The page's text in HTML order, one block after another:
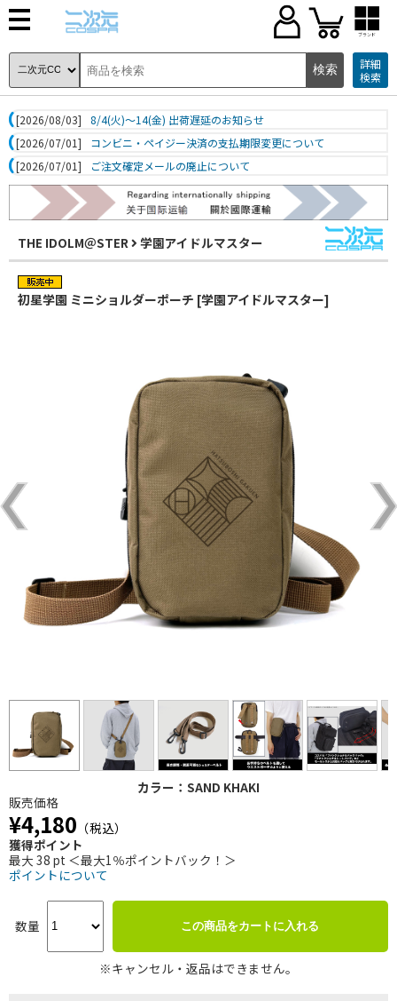
ブランド
詳細
検索
[2026/08/03]
8/4(火)～14(金) 出荷遅延のお知らせ
[2026/07/01]
コンビニ・ペイジー決済の支払期限変更について
[2026/07/01]
ご注文確定メールの廃止について
THE IDOLM＠STER 学園アイドルマスター
初星学園 ミニショルダーポーチ [学園アイドルマスター]
カラー：SAND KHAKI
販売価格
¥4,180 （税込）
獲得ポイント
最大 38 pt ＜最大1％ポイントバック！＞
ポイントについて
数量 この商品をカートに入れる
※キャンセル・返品はできません。